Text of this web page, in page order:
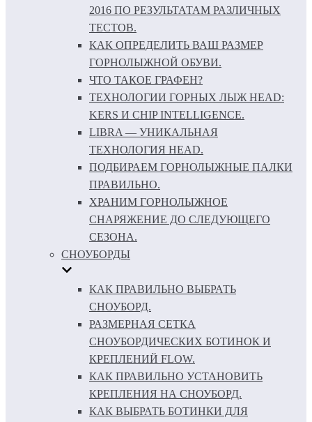
2016 ПО РЕЗУЛЬТАТАМ РАЗЛИЧНЫХ
ТЕСТОВ.
КАК ОПРЕДЕЛИТЬ ВАШ РАЗМЕР
ГОРНОЛЫЖНОЙ ОБУВИ.
ЧТО ТАКОЕ ГРАФЕН?
ТЕХНОЛОГИИ ГОРНЫХ ЛЫЖ HEAD:
KERS И CHIP INTELLIGENCE.
LIBRA — УНИКАЛЬНАЯ
ТЕХНОЛОГИЯ HEAD.
ПОДБИРАЕМ ГОРНОЛЫЖНЫЕ ПАЛКИ
ПРАВИЛЬНО.
ХРАНИМ ГОРНОЛЫЖНОЕ
СНАРЯЖЕНИЕ ДО СЛЕДУЮЩЕГО
СЕЗОНА.
СНОУБОРДЫ
КАК ПРАВИЛЬНО ВЫБРАТЬ
СНОУБОРД.
РАЗМЕРНАЯ СЕТКА
СНОУБОРДИЧЕСКИХ БОТИНОК И
КРЕПЛЕНИЙ FLOW.
КАК ПРАВИЛЬНО УСТАНОВИТЬ
КРЕПЛЕНИЯ НА СНОУБОРД.
КАК ВЫБРАТЬ БОТИНКИ ДЛЯ